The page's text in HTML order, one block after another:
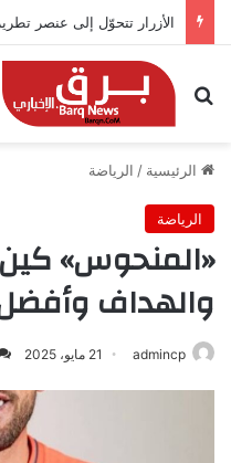
الأزرار تتحوّل إلى عنصر
بحث عن
الرئيسية / الرياضة
الرياضة
«المنحوس» كين
والهداف
admincp 21 مايو، 2025